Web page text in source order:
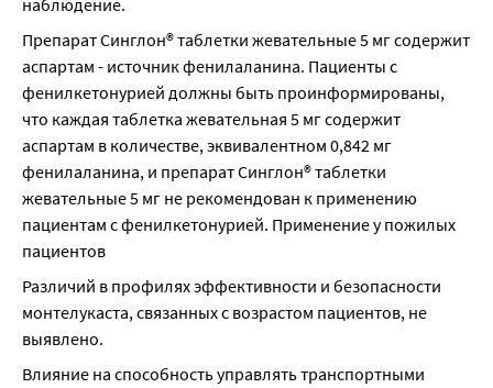
наблюдение.
Препарат Синглон® таблетки жевательные 5 мг содержит
аспартам - источник фенилаланина. Пациенты с
фенилкетонурией должны быть проинформированы,
что каждая таблетка жевательная 5 мг содержит
аспартам в количестве, эквивалентном 0,842 мг
фенилаланина, и препарат Синглон® таблетки
жевательные 5 мг не рекомендован к применению
пациентам с фенилкетонурией. Применение у пожилых
пациентов
Различий в профилях эффективности и безопасности
монтелукаста, связанных с возрастом пациентов, не
выявлено.
Влияние на способность управлять транспортными